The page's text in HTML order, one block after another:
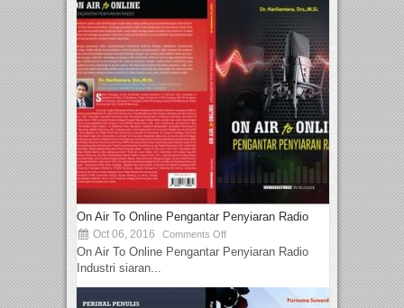
On Air To Online Pengantar Penyiaran Radio
Oct 06, 2016 Comments Off
On Air To Online Pengantar Penyiaran Radio
Industri siaran...